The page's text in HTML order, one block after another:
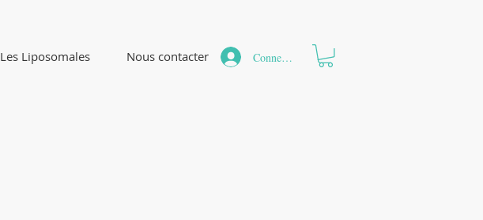
Les Liposomales Nous contacter Connexion